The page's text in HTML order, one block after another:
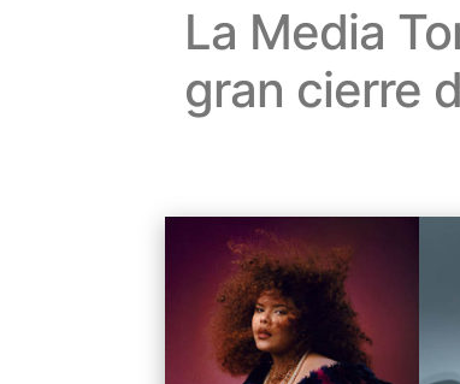
La Media
gran cierre